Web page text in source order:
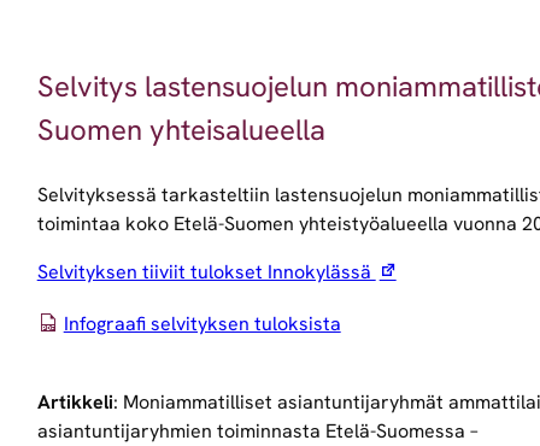
Selvitys lastensuojelun
Suomen yhteisalueella
Selvityksessä tarkasteltiin lastensuojelun
toimintaa koko Etelä-Suomen yhteistyöalueella vuonna
Selvityksen tiiviit tulokset Innokylässä
Infograafi selvityksen tuloksista
Artikkeli: Moniammatilliset asiantuntijaryhmät
asiantuntijaryhmien toiminnasta Etelä-Suomessa –